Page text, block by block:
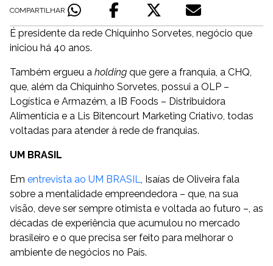
COMPARTILHAR
É presidente da rede Chiquinho Sorvetes, negócio que
iniciou há 40 anos.
Também ergueu a holding que gere a franquia, a CHQ,
que, além da Chiquinho Sorvetes, possui a OLP –
Logística e Armazém, a IB Foods – Distribuidora
Alimentícia e a Lis Bitencourt Marketing Criativo, todas
voltadas para atender à rede de franquias.
UM BRASIL
Em entrevista ao UM BRASIL, Isaías de Oliveira fala
sobre a mentalidade empreendedora – que, na sua
visão, deve ser sempre otimista e voltada ao futuro –, as
décadas de experiência que acumulou no mercado
brasileiro e o que precisa ser feito para melhorar o
ambiente de negócios no País.